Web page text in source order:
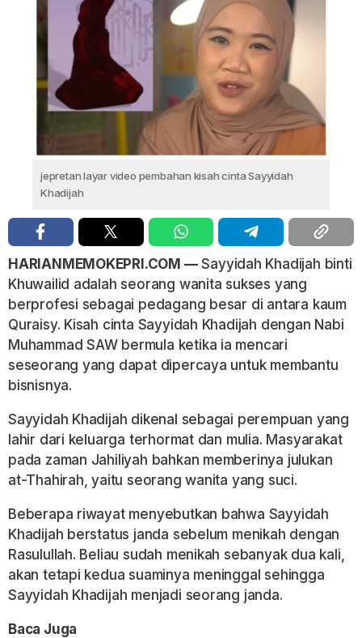
jepretan layar video pembahan kisah cinta Sayyidah
Khadijah
HARIANMEMOKEPRI.COM —Sayyidah Khadijah binti
Khuwailid adalah seorang wanita sukses yang
berprofesi sebagai pedagang besar di antara kaum
Quraisy. Kisah cinta Sayyidah Khadijah dengan Nabi
Muhammad SAW bermula ketika ia mencari
seseorang yang dapat dipercaya untuk membantu
bisnisnya.
Sayyidah Khadijah dikenal sebagai perempuan yang
lahir dari keluarga terhormat dan mulia. Masyarakat
pada zaman Jahiliyah bahkan memberinya julukan
at-Thahirah, yaitu seorang wanita yang suci.
Beberapa riwayat menyebutkan bahwa Sayyidah
Khadijah berstatus janda sebelum menikah dengan
Rasulullah. Beliau sudah menikah sebanyak dua kali,
akan tetapi kedua suaminya meninggal sehingga
Sayyidah Khadijah menjadi seorang janda.
Baca Juga